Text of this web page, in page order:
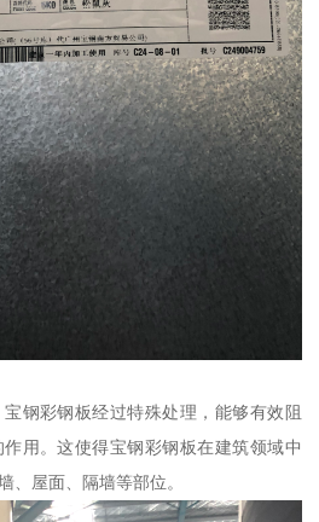
钢彩钢板经过特殊处理，能够有效阻
用。这使得宝钢彩钢板在建筑领域中
、屋面、隔墙等部位。